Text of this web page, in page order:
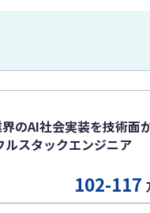
のAI社会実装を技術面
ルスタックエンジニア
102-117